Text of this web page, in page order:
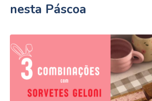
nesta Páscoa